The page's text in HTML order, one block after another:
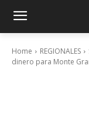
Home REGIONALES
dinero para Monte